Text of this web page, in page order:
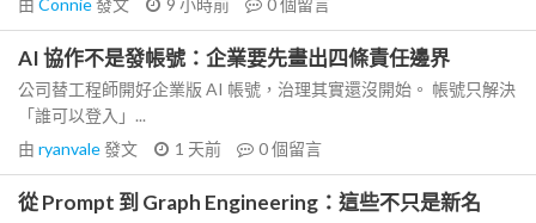
由 Connie發文 9 小時前 0個留言
AI 協作不是發帳號：企業要先畫出四條責任邊界
公司替工程師開好企業版 AI 帳號，治理其實還沒開始。 帳號只解決
「誰可以登入」...
由 ryanvale發文 1 天前 0個留言
從 Prompt 到 Graph Engineering：這些不只是新名